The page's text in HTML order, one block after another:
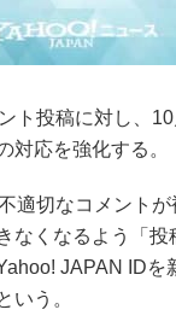
ト投稿に対し、
対応を強化する。
適切なコメント
なくなるよう「投
JAPAN ID
いう。